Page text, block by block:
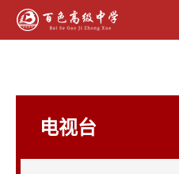
电视台